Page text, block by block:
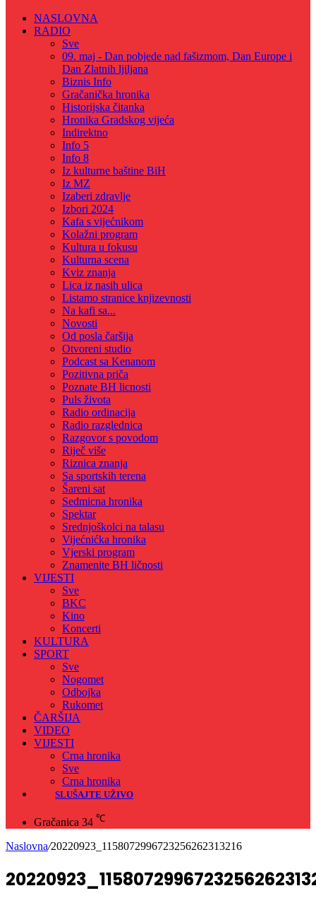
NASLOVNA
RADIO
Sve
09. maj - Dan pobjede nad fašizmom, Dan Europe i
Dan Zlatnih ljiljana
Biznis Info
Gračanička hronika
Historijska čitanka
Hronika Gradskog vijeća
Indirektno
Info 5
Info 8
Iz kulturne baštine BiH
Iz MZ
Izaberi zdravlje
Izbori 2024
Kafa s vijećnikom
Kolažni program
Kultura u fokusu
Kulturna scena
Kviz znanja
Lica iz nasih ulica
Listamo stranice knjizevnosti
Na kafi sa...
Novosti
Od posla čaršija
Otvoreni studio
Podcast sa Kenanom
Pozitivna priča
Poznate BH licnosti
Puls života
Radio ordinacija
Radio razglednica
Razgovor s povodom
Riječ više
Riznica znanja
Sa sportskih terena
Šareni sat
Sedmicna hronika
Spektar
Srednjoškolci na talasu
Vijećnićka hronika
Vjerski program
Znamenite BH ličnosti
VIJESTI
Sve
BKC
Kino
Koncerti
KULTURA
SPORT
Sve
Nogomet
Odbojka
Rukomet
ČARŠIJA
VIDEO
VIJESTI
Crna hronika
Sve
Crna hronika
SLUŠAJTE UŽIVO
Gračanica 34 ℃
Naslovna/20220923_1158072996723256262313216